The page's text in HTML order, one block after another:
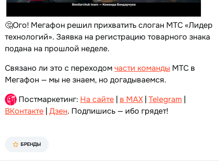
🤔Ого! Мегафон решил прихватить слоган МТС «Лидер
технологий». Заявка на регистрацию товарного знака
подана на прошлой неделе.
Связано ли это с переходомчасти команды МТС в
Мегафон — мы не знаем, но догадываемся.
Постмаркетинг: На сайте | в MAX | Telegram |
ВКонтакте | Дзен. Подпишись — ибо грядет!
БРЕНДЫ